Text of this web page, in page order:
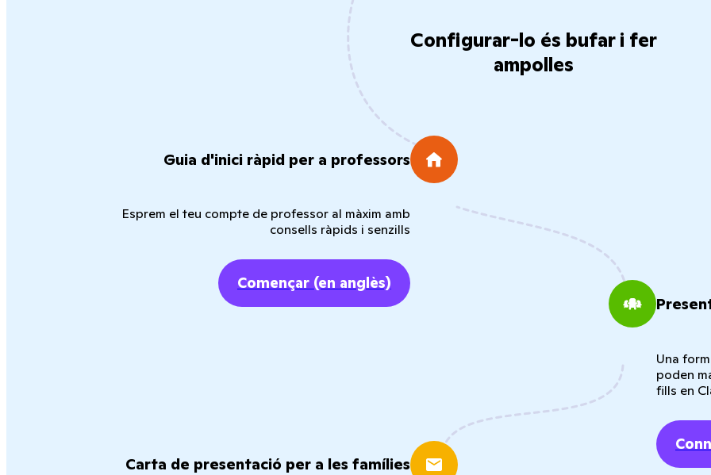
Configurar-lo és bufar i fer
ampolles
Guia d'inici ràpid per a professors
Esprem el teu compte de professor al màxim amb
consells ràpids i senzills
Començar (en anglès)
Una
poden
fills en
Carta de presentació per a les famílies